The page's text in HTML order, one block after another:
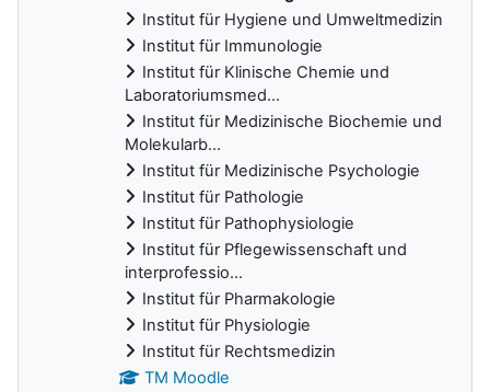
Institut für Hygiene und Umweltmedizin
Institut für Immunologie
Institut für Klinische Chemie und
Laboratoriumsmed...
Institut für Medizinische Biochemie und
Molekularb...
Institut für Medizinische Psychologie
Institut für Pathologie
Institut für Pathophysiologie
Institut für Pflegewissenschaft und
interprofessio...
Institut für Pharmakologie
Institut für Physiologie
Institut für Rechtsmedizin
TM Moodle